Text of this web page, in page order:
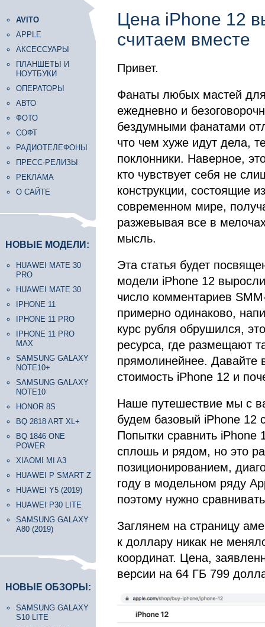
AVITO
APPLE
АКСЕССУАРЫ
ПЛАНШЕТЫ И
НОУТБУКИ
ОПЕРАТОРЫ
АВТО
ФОТО
СОФТ
РАДИОТЕЛЕФОНЫ
ПРЕСС-РЕЛИЗЫ
РЕКЛАМА
О САЙТЕ
НОВЫЕ МОДЕЛИ:
HUAWEI MATE 30
PRO
HUAWEI MATE 30
IPHONE 11
IPHONE 11 PRO
IPHONE 11 PRO
MAX
SAMSUNG GALAXY
NOTE10+
SAMSUNG GALAXY
NOTE10
HONOR 8S
BQ 2818 ART XL+
BQ 1846 ONE
POWER
XIAOMI MI A3
HUAWEI P SMART Z
HUAWEI Y5 (2019)
HUAWEI P30 LITE
SAMSUNG GALAXY
A80 (2019)
НОВЫЕ ОБЗОРЫ:
SAMSUNG GALAXY
S10 LITE
Цена iPhone 12
считаем вместе
Привет.
Фанаты любых мастей
ежедневно и
бездумными фанатами
что чем хуже идут дела,
поклонники. Наверное,
кто чувствует себя не
конструкции, состоящие
современном мире,
разжевывая все в
мысль.
Эта статья будет
модели iPhone 12
число комментариев
примерно одинаково,
курс рубля обрушился,
ресурса, где размещают
прямолинейнее. Давайте
стоимость iPhone 12 и
Наше путешествие мы с
будем базовый iPhone 12
Попытки сравнить iPhone
сплошь и рядом, но это
позиционированием,
году в модельном ряду
поэтому нужно
Заглянем на страницу
к доллару никак не
координат. Цена,
версии на 64 ГБ 799